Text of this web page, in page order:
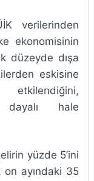
verilerinden
ekonomisinin
düzeyde dışa
eskisine
dayalı hale
yüzde 5’ini
on ayındaki 35